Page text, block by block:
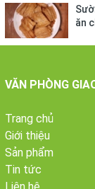
ăn
VĂN PHÒNG
Trang chủ
Giới thiệu
Sản phẩm
Tin tức